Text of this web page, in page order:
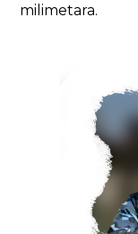
milimetara.